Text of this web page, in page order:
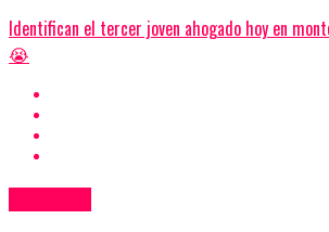
Identifican el tercer joven ahogado hoy en
😭